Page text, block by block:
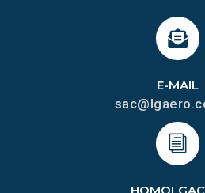
E-MAIL